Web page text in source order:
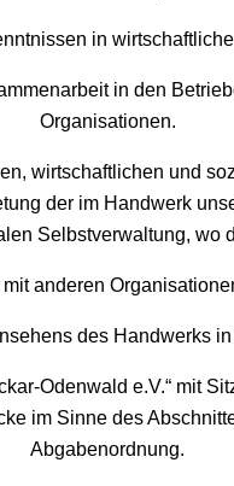
in
in den
Organisationen.
wirtschaftlichen und
der im Handwerk
Selbstverwaltung, wo
anderen
des Handwerks
Odenwald e.V.“ mit
im Sinne des
Abgabenordnung.